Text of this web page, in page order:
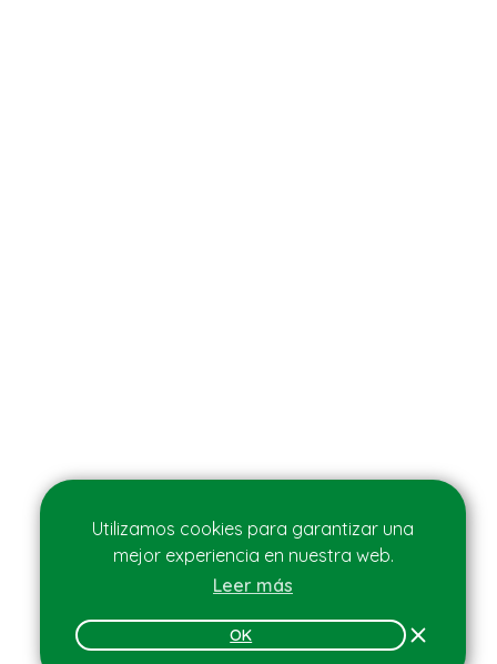
Utilizamos cookies para garantizar una
mejor experiencia en nuestra web.
Leer más
OK